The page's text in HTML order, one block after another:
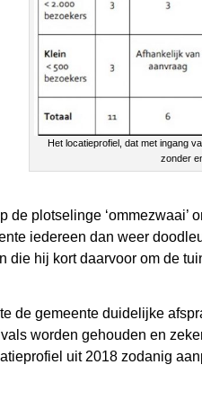
Het locatieprofiel, dat met ingang
zonder
de plotselinge
iedereen dan weer
die hij kort daarvoor om de
de gemeente duidelijke
worden gehouden en
uit 2018 zodanig